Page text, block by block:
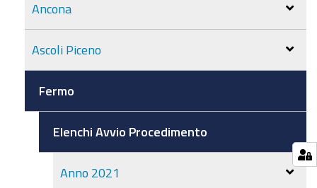
Ancona
Ascoli Piceno
Fermo
Elenchi Avvio Procedimento
Anno 2021